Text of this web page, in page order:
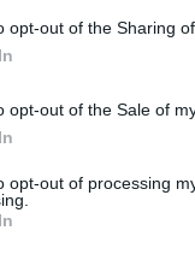
opt-out of the Sharing
opt-out of the Sale of
opt-out of processing